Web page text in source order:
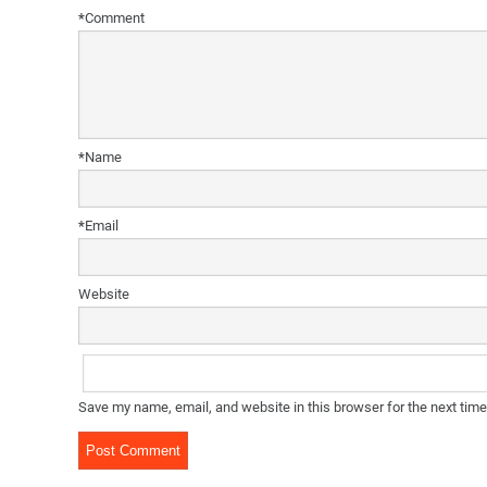
Comment
*
Name
*
Email
*
Website
Save my name, email, and website in this browser for the next